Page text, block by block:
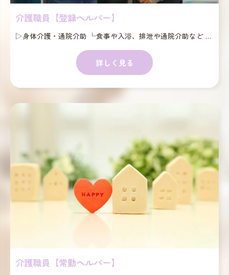
介護職員【登録ヘルパー】
▷身体介護・通院介助 └食事や入浴、排泄や通院介助など ▷家事援助 └買い物や調理、掃除や洗濯、整理整頓など ▷重度訪問介護 └自宅での生活を総合的にサポート ▷同行援護 └視覚障がい者に同行し必要な情報を提供 ▷行動援護 └行動障がい者の危険を回避する援助 ▷移動支援 └外出時の付き添い (散歩や買い物、プールなど) ※障害福祉サービス以外 ▷訪問介護 (介護保険サービス) └身体介護や生活援助など ※障がいをお持ちの65歳以上の方が対象 ▷福祉タクシー・福祉有償運送 └サービス利用者の移動をお手伝い
詳しく見る
介護職員【常勤ヘルパー】